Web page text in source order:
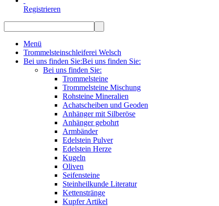
Registrieren
Menü
Trommelsteinschleiferei Welsch
Bei uns finden Sie:Bei uns finden Sie:
Bei uns finden Sie:
Trommelsteine
Trommelsteine Mischung
Rohsteine Mineralien
Achatscheiben und Geoden
Anhänger mit Silberöse
Anhänger gebohrt
Armbänder
Edelstein Pulver
Edelstein Herze
Kugeln
Oliven
Seifensteine
Steinheilkunde Literatur
Kettenstränge
Kupfer Artikel